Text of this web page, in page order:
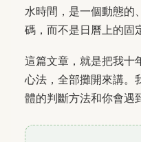
水時間，是一個動態的
碼，而不是日曆上的固
這篇文章，就是把我十
心法，全部攤開來講。
體的判斷方法和你會遇